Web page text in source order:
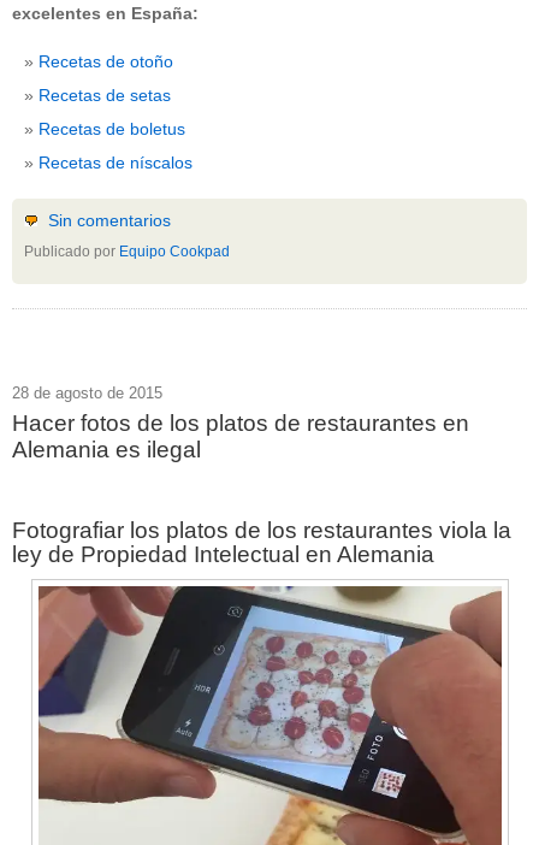
excelentes en España:
Recetas de otoño
Recetas de setas
Recetas de boletus
Recetas de níscalos
Sin comentarios
Publicado por Equipo Cookpad
28 de agosto de 2015
Hacer fotos de los platos de restaurantes en
Alemania es ilegal
Fotografiar los platos de los restaurantes viola la
ley de Propiedad Intelectual en Alemania